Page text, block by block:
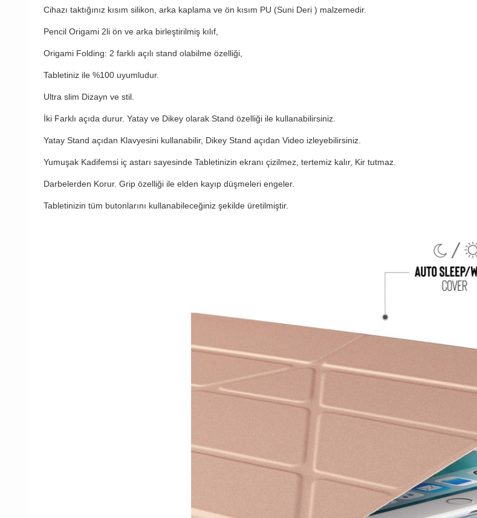
Cihazı taktığınız kısım silikon, arka kaplama ve ön kısım PU (Suni Deri ) malzemedir.
Pencil Origami 2li ön ve arka birleştirilmiş kılıf,
Origami Folding: 2 farklı açılı stand olabilme özelliği,
Tabletiniz ile %100 uyumludur.
Ultra slim Dizayn ve stil.
İki Farklı açıda durur. Yatay ve Dikey olarak Stand özelliği ile kullanabilirsiniz.
Yatay Stand açıdan Klavyesini kullanabilir, Dikey Stand açıdan Video izleyebilirsiniz.
Yumuşak Kadifemsi iç astarı sayesinde Tabletinizin ekranı çizilmez, tertemiz kalır, Kir tutmaz.
Darbelerden Korur. Grip özelliği ile elden kayıp düşmeleri engeler.
Tabletinizin tüm butonlarını kullanabileceğiniz şekilde üretilmiştir.